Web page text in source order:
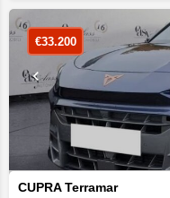
CUPRA Terramar
€33.200